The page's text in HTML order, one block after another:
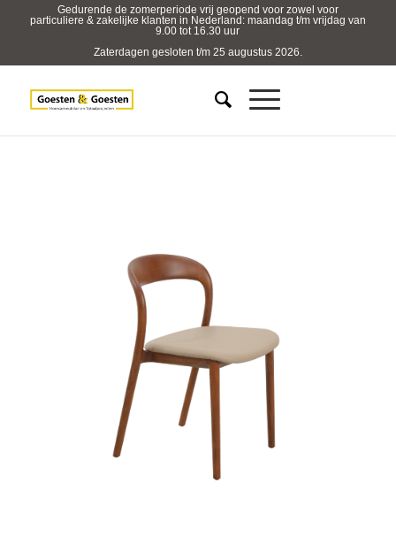
Gedurende de zomerperiode vrij geopend voor zowel voor
particuliere & zakelijke klanten in Nederland: maandag t/m vrijdag van
9.00 tot 16.30 uur
Zaterdagen gesloten t/m 25 augustus 2026.